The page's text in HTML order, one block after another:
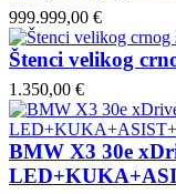
999.999,00 €
Štenci velikog
1.350,00 €
BMW X3 30e